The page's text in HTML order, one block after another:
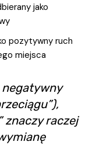
jako
pozytywny ruch
miejsca
negatywny
znaczy raczej